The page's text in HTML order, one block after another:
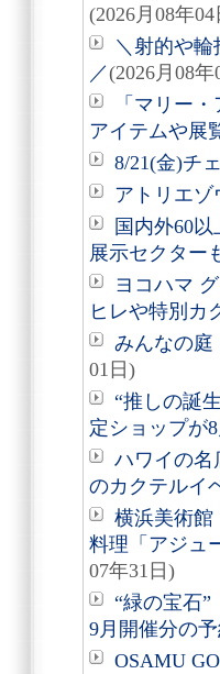
(2026月08年04
＼射的や
／(2026月08年
「マリー
アイテムや展
8/21(金)チ
アトリエゾ
国内外60
展示セクター
ヨコハマ
ヒレや特別カ
みんなの庭
01日)
“推しの誕
定ショップが
ハワイの名
のカクテルイ
横浜美術館
料理「アジュ
07年31日)
“緑の宝石
9月開催分の
OSAMU